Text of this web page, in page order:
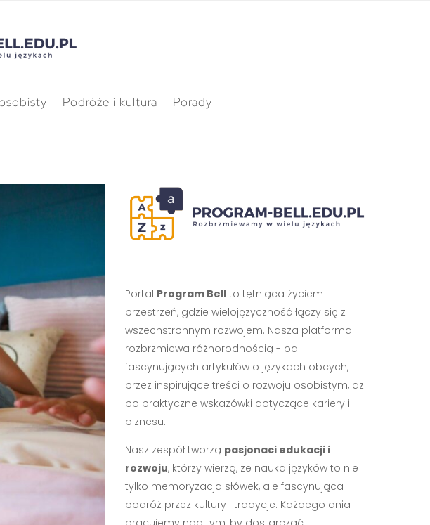
Podróże i kultura Porady
Portal Program Bellto tętniąca życiem
przestrzeń, gdzie wielojęzyczność łączy się z
wszechstronnym rozwojem. Nasza platforma
rozbrzmiewa różnorodnością - od
fascynujących artykułów o językach obcych,
przez inspirujące treści o rozwoju osobistym, aż
po praktyczne wskazówki dotyczące kariery i
biznesu.
Nasz zespół tworzą pasjonaci edukacji i
rozwoju, którzy wierzą, że nauka języków to nie
tylko memoryzacja słówek, ale fascynująca
podróż przez kultury i tradycje. Każdego dnia